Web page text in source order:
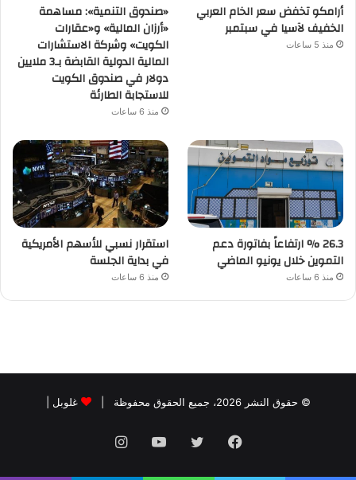
أرامكو تخفض سعر الخام العربي
الخفيف لآسيا في سبتمبر
منذ 5 ساعات
«صندوق التنمية»: مساهمة
«أرزان المالية» و«عقارات
الكويت» وشركة الاستشارات
المالية الدولية القابضة بـ3 ملايين
دولار في صندوق الكويت
للاستجابة الطارئة
منذ 6 ساعات
26.3 % ارتفاعاً بفاتورة دعم
التموين خلال يونيو الماضي
منذ 6 ساعات
استقرار نسبي للأسهم الأمريكية
في بداية الجلسة
منذ 6 ساعات
© حقوق النشر 2026، جميع الحقوق محفوظة | غلوبل
فيسبوك تويتر يوتيوب